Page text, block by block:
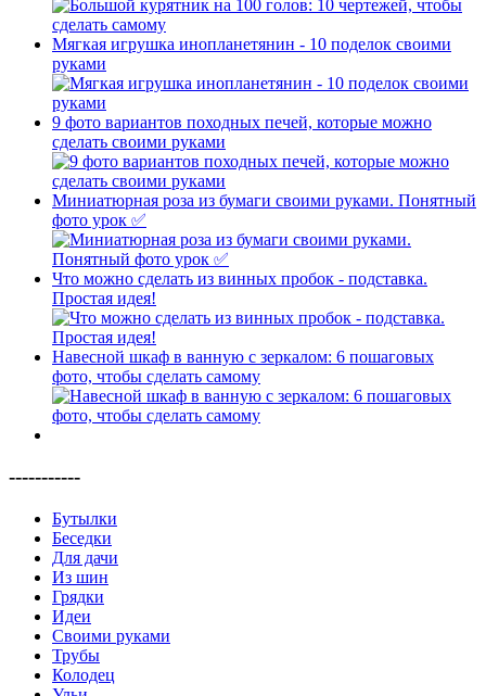
Мягкая игрушка инопланетянин - 10 поделок своими
руками
9 фото вариантов походных печей, которые можно
сделать своими руками
Миниатюрная роза из бумаги своими руками. Понятный
фото урок ✅
Что можно сделать из винных пробок - подставка.
Простая идея!
Навесной шкаф в ванную с зеркалом: 6 пошаговых
фото, чтобы сделать самому
-----------
Бутылки
Беседки
Для дачи
Из шин
Грядки
Идеи
Своими руками
Трубы
Колодец